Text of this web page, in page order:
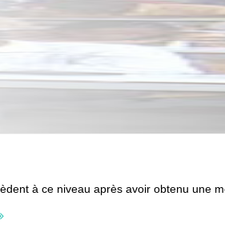
à ce niveau après avoir obtenu une